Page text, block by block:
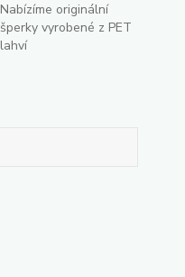
Nabízíme originální
šperky vyrobené z PET
lahví